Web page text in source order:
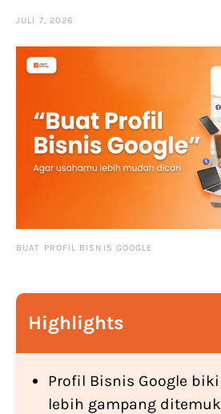
JULI 7, 2026
BUAT PROFIL BISNIS GOOGLE
Highlights
Profil Bisnis Google
lebih gampang